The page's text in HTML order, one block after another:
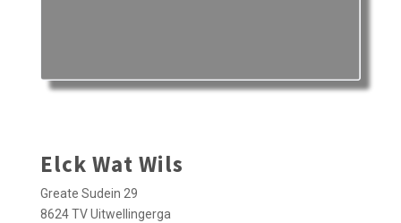
Elck Wat Wils
Greate Sudein 29
8624 TV Uitwellingerga